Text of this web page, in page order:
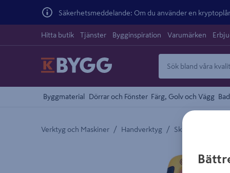
Säkerhetsmeddelande: Om du använder en
Hitta butik Tjänster Bygginspiration Varumärken
Byggmaterial Dörrar och Fönster Färg, Golv och Vägg
Verktyg och Maskiner / Handverktyg / Skruvmejslar